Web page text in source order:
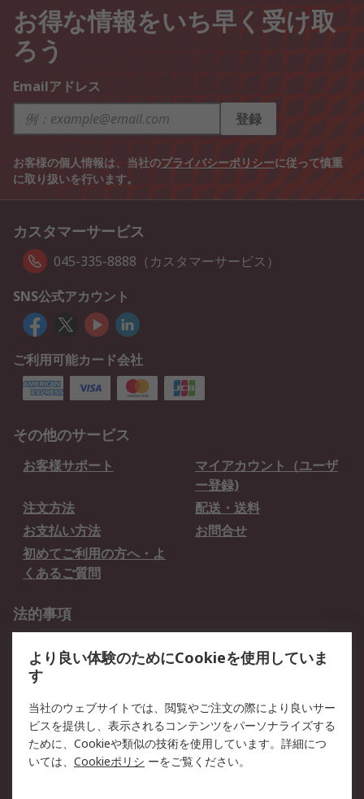
お得な情報をいち早く受け取
ろう
Emailアドレス
登録
お客様の個人情報は、当社のプライバシーポリシーに従って慎重
に取り扱いを行います。
カスタマーサービス
045-335-8888（カスタマーサービス）
SNS公式アカウント
ご利用可能カード会社
その他のサービス
お客様サポート
マイアカウント（ユーザ
ー登録)
注文方法
配送・送料
お支払い方法
お問合せ
初めてご利用の方へ・よ
くあるご質問
法的事項
クッキーポリシー
RSについて
会社概要
採用情報
プレスリリース＆お知ら
コーポレートサイト
より良い体験のためにCookieを使用していま
す
当社のウェブサイトでは、閲覧やご注文の際により良いサー
ビスを提供し、表示されるコンテンツをパーソナライズする
ために、Cookieや類似の技術を使用しています。詳細につ
いては、 Cookieポリシ ーをご覧ください。